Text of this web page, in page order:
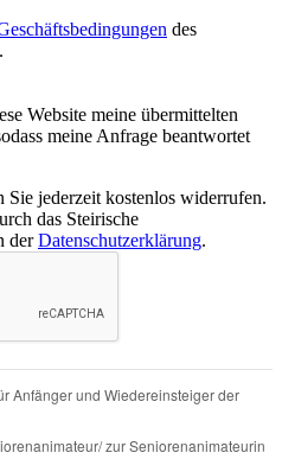
des
Website meine übermittelten
meine Anfrage beantwortet
jederzeit kostenlos widerrufen.
das Steirische
derDatenschutzerklärung.
Anfänger und Wiedereinsteiger der
zur Seniorenanimateurin